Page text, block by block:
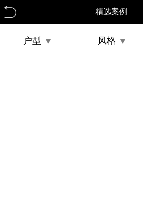
精选案例
户型 风格